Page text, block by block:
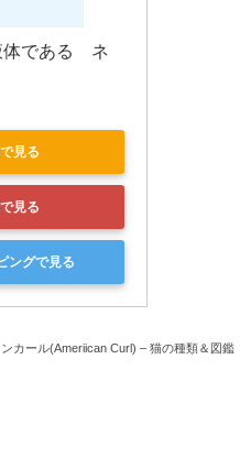
である　ネ
見る
見る
ングで見る
カール(Ameriican Curl) – 猫の種類＆図鑑